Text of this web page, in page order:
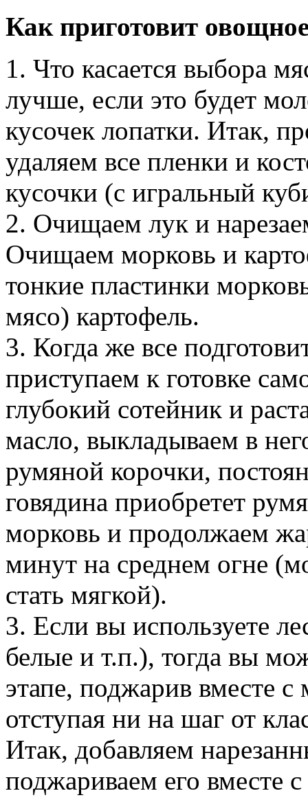
Как приготовит
1. Что касается выбора
лучше, если это будет
кусочек лопатки. Итак,
удаляем все пленки и
кусочки (с игральный
2. Очищаем лук и
Очищаем морковь и
тонкие пластинки
мясо) картофель.
3. Когда же все
приступаем к готовке
глубокий сотейник и
масло, выкладываем в
румяной корочки,
говядина приобретет
морковь и продолжаем
минут на среднем огне
стать мягкой).
3. Если вы используете
белые и т.п.), тогда вы
этапе, поджарив вместе
отступая ни на шаг от
Итак, добавляем
поджариваем его вместе